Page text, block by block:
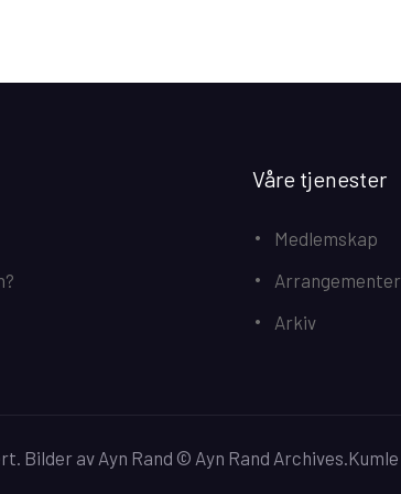
Våre tjenester
Medlemskap
Arrangementer
Arkiv
Bilder av Ayn Rand © Ayn Rand Archives.Kumle